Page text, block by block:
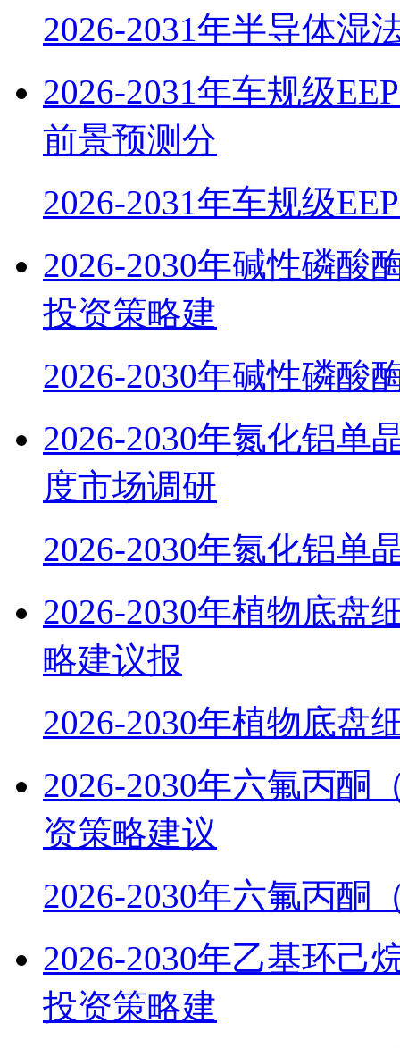
2026-2031年半导体湿
2026-2031年车规级
前景预测分
2026-2031年车规级
2026-2030年碱性磷酸
投资策略建
2026-2030年碱性磷酸
2026-2030年氮化铝单
度市场调研
2026-2030年氮化铝单
2026-2030年植物底盘
略建议报
2026-2030年植物底盘
2026-2030年六氟丙酮
资策略建议
2026-2030年六氟丙酮
2026-2030年乙基环己
投资策略建